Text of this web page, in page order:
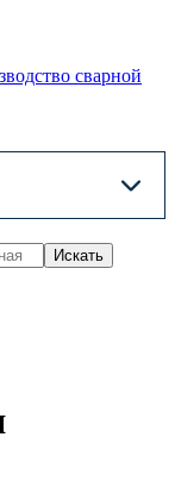
сварной
Искать